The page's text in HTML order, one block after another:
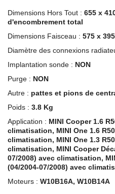
Dimensions Hors Tout : 655 x
d'encombrement total
Dimensions Faisceau : 575 x
Diamètre des connexions
Implantation sonde : NON
Purge : NON
Autre : pattes et pions de
Poids : 3.8 Kg
Application : MINI Cooper 1.6
climatisation, MINI One 1.6
climatisation, MINI One 1.3
climatisation, MINI Cooper
07/2008) avec climatisation,
(04/2004-07/2008) avec
Moteurs : W10B16A, W10B14A